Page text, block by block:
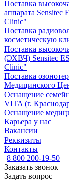
Поставка
аппарата Sensitec
Clinic"
Поставка
косметическую
Поставка
(ЭХВЧ) Sensitec
Clinic"
Поставка
Медицинского
Оснащение
VITA (г.
Оснащение
Карьера у нас
Вакансии
Реквизиты
Контакты
8 800 200-19-50
Заказать звонок
Задать вопрос